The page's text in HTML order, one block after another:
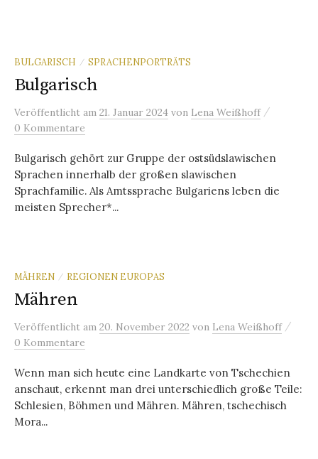
BULGARISCH / SPRACHENPORTRÄTS
Bulgarisch
Veröffentlicht am 21. Januar 2024 von Lena Weißhoff /
0 Kommentare
Bulgarisch gehört zur Gruppe der ostsüdslawischen
Sprachen innerhalb der großen slawischen
Sprachfamilie. Als Amtssprache Bulgariens leben die
meisten Sprecher*...
MÄHREN / REGIONEN EUROPAS
Mähren
Veröffentlicht am 20. November 2022 von Lena Weißhoff /
0 Kommentare
Wenn man sich heute eine Landkarte von Tschechien
anschaut, erkennt man drei unterschiedlich große Teile:
Schlesien, Böhmen und Mähren. Mähren, tschechisch
Mora...